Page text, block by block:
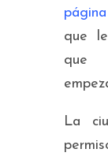
que
que
La